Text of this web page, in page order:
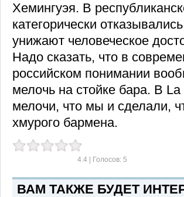
Хемингуэя. В
категорически
унижают человеческое
Надо сказать, что в
российском понимании
мелочь на стойке бара. В
мелочи, что мы и сделали,
хмурого бармена.
4.4| Голосов: 5
ВАМ ТАКЖЕ БУДЕТ